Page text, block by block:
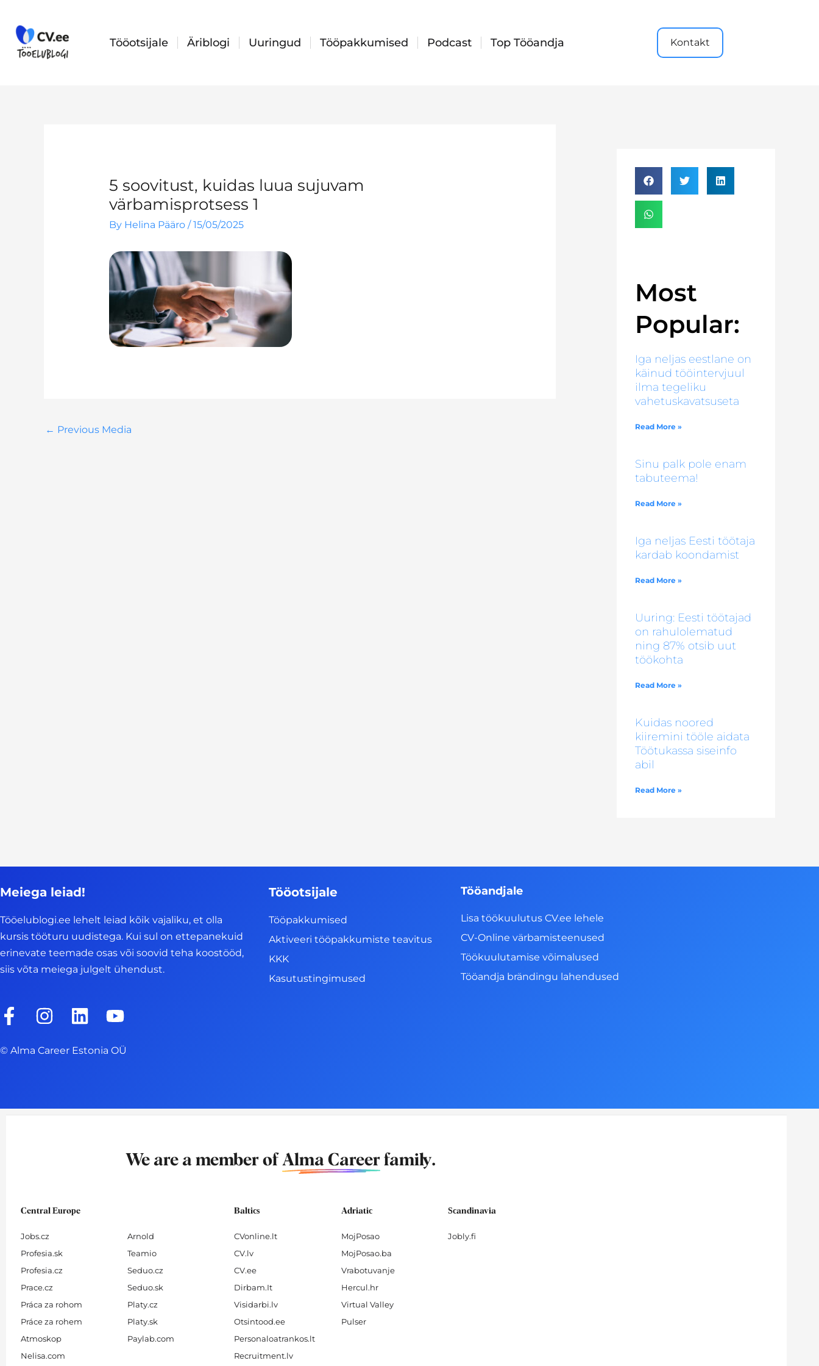
content
Tööotsijale Äriblogi Uuringud Tööpakkumised Podcast Top Tööandja Kontakt
5 soovitust, kuidas luua sujuvam
värbamisprotsess 1
By Helina Pääro /15/05/2025
← Previous Media
Most
Popular:
Iga neljas eestlane on
käinud tööintervjuul
ilma tegeliku
vahetuskavatsuseta
Read More »
Sinu palk pole enam
tabuteema!
Read More »
Iga neljas Eesti töötaja
kardab koondamist
Read More »
Uuring: Eesti töötajad
on rahulolematud
ning 87% otsib uut
töökohta
Read More »
Kuidas noored
kiiremini tööle aidata
Töötukassa siseinfo
abil
Read More »
Meiega leiad!
Tööelublogi.ee lehelt leiad kõik vajaliku, et olla
kursis tööturu uudistega. Kui sul on ettepanekuid
erinevate teemade osas või soovid teha koostööd,
siis võta meiega julgelt ühendust.
F
c
o
I
s
g
L
n
d
Y
u
b
© Alma Career Estonia OÜ
Tööotsijale
Tööpakkumised
Aktiveeri tööpakkumiste teavitus
KKK
Kasutustingimused
Tööandjale
Lisa töökuulutus CV.ee lehele
CV-Online värbamisteenused
Töökuulutamise võimalused
Tööandja brändingu lahendused
We are a member of Alma Careerfamily.
Central Europe
Jobs.cz
Profesia.sk
Profesia.cz
Prace.cz
Práca za rohom
Práce za rohem
Atmoskop
Nelisa.com
Arnold
Teamio
Seduo.cz
Seduo.sk
Platy.cz
Platy.sk
Paylab.com
Baltics
CVonline.lt
CV.lv
CV.ee
Dirbam.It
Visidarbi.lv
Otsintood.ee
Personaloatrankos.lt
Recruitment.lv
Adriatic
MojPosao
MojPosao.ba
Vrabotuvanje
Hercul.hr
Virtual Valley
Pulser
Scandinavia
Jobly.fi